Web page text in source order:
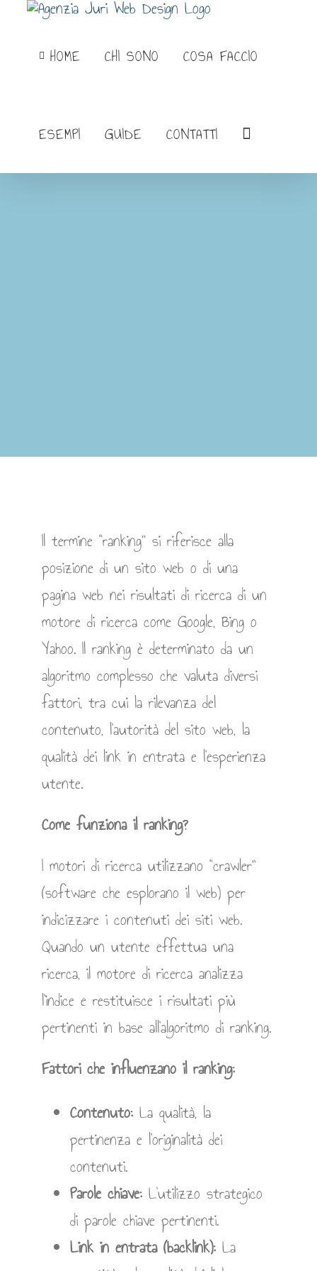
contenutoHOME CHI SONO COSA FACCIO
ESEMPI GUIDE CONTATTI
Il termine “ranking” si riferisce alla
posizione di un sito web o di una
pagina web nei risultati di ricerca di un
motore di ricerca come Google, Bing o
Yahoo. Il ranking è determinato da un
algoritmo complesso che valuta diversi
fattori, tra cui la rilevanza del
contenuto, l’autorità del sito web, la
qualità dei link in entrata e l’esperienza
utente.
Come funziona il ranking?
I motori di ricerca utilizzano “crawler”
(software che esplorano il web) per
indicizzare i contenuti dei siti web.
Quando un utente effettua una
ricerca, il motore di ricerca analizza
l’indice e restituisce i risultati più
pertinenti in base all’algoritmo di ranking.
Fattori che influenzano il ranking:
Contenuto: La qualità, la
pertinenza e l’originalità dei
contenuti.
Parole chiave: L’utilizzo strategico
di parole chiave pertinenti.
Link in entrata (backlink): La